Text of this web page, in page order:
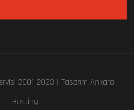
2001-2023 I Tasarım Ankara
Hosting